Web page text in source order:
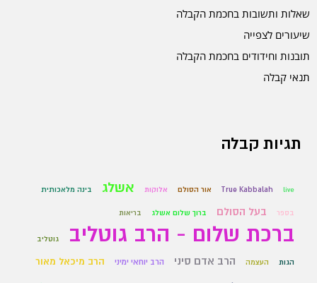
שאלות ותשובות בחכמת הקבלה
שיעורים לצפייה
תובנות וחידודים בחכמת הקבלה
תנאי קבלה
תגיות קבלה
live
True Kabbalah אור הסולם אלוקות אשלג בינה מלאכותית
בספר בעל הסולם ברוך שלום אשלג בריאות
ברכת שלום - הרב גוטליב גוטליב
הגות העצמה הרב אדם סיני הרב יוחאי ימיני הרב מיכאל מאור